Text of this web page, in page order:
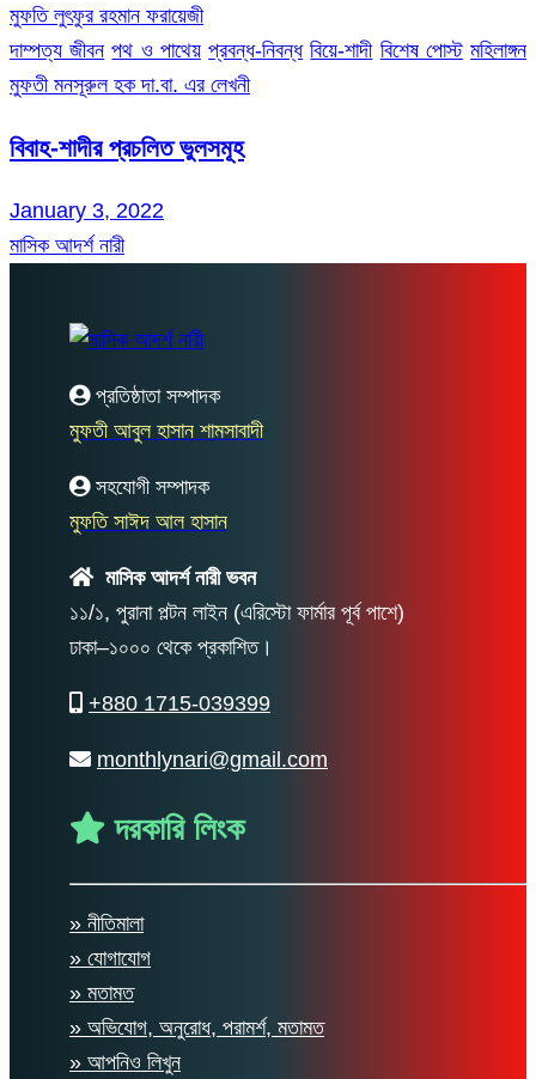
মুফতি লুৎফুর রহমান ফরায়েজী
দাম্পত্য জীবন পথ ও পাথেয় প্রবন্ধ-নিবন্ধ বিয়ে-শাদী বিশেষ পোস্ট মহিলাঙ্গন
মুফতী মনসূরুল হক দা.বা. এর লেখনী
বিবাহ-শাদীর প্রচলিত ভুলসমূহ
January 3, 2022
মাসিক আদর্শ নারী
প্রতিষ্ঠাতা সম্পাদক
মুফতী আবুল হাসান শামসাবাদী
সহযোগী সম্পাদক
মুফতি সাঈদ আল হাসান
মাসিক আদর্শ নারী ভবন
১১/১, পুরানা পল্টন লাইন (এরিস্টো ফার্মার পূর্ব পাশে)
ঢাকা–১০০০ থেকে প্রকাশিত।
+880 1715-039399
monthlynari@gmail.com
দরকারি লিংক
» নীতিমালা
» যোগাযোগ
» মতামত
» অভিযোগ, অনুরোধ, পরামর্শ, মতামত
» আপনিও লিখুন